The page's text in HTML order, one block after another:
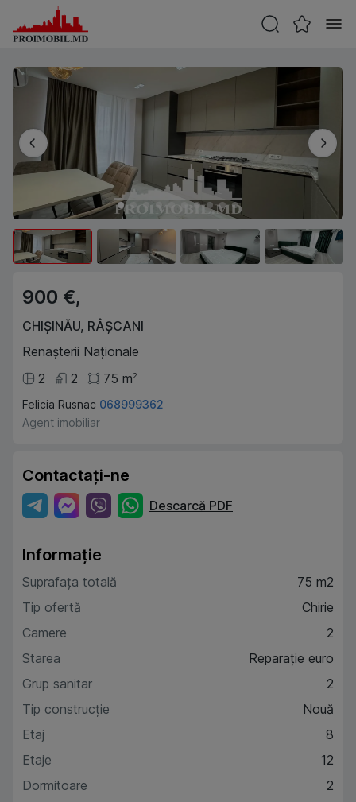
900 €,
CHIȘINĂU, RÂȘCANI
Renașterii Naționale
2
2 75 m2
Felicia Rusnac 068999362
Agent imobiliar
Contactați-ne
Descarcă PDF
Informație
Suprafața totală
75 m2
Tip ofertă
Chirie
Camere
2
Starea
Reparație euro
Grup sanitar
2
Tip construcție
Nouă
Etaj
8
Etaje
12
Dormitoare
2